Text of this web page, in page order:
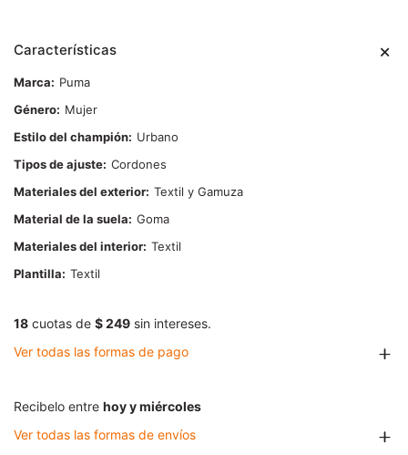
Características
Marca
Puma
Género
Mujer
Estilo del champión
Urbano
Tipos de ajuste Cordones
Materiales del exterior Textil y Gamuza
Material de la suela
Goma
Materiales del interior Textil
Plantilla
Textil
18 cuotas de $ 249 sin intereses.
Ver todas las formas de pago
Recibelo entre hoy y miércoles
Ver todas las formas de envíos